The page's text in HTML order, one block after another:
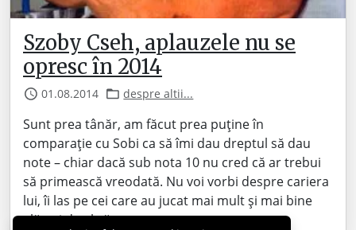
Szoby Cseh, aplauzele nu se
opresc în 2014
01.08.2014 despre altii...
Sunt prea tânăr, am făcut prea puține în
comparație cu Sobi ca să îmi dau dreptul să dau
note – chiar dacă sub nota 10 nu cred că ar trebui
să primească vreodată. Nu voi vorbi despre cariera
lui, îi las pe cei care au jucat mai mult și mai bine
alături de el să…